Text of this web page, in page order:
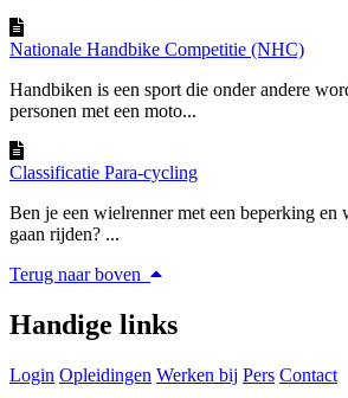
Nationale Handbike Competitie (NHC)
Handbiken is een sport die onder andere
personen met een moto...
Classificatie Para-cycling
Ben je een wielrenner met een beperking en
gaan rijden? ...
Terug naar boven
Handige links
Login Opleidingen Werken bij Pers Contact